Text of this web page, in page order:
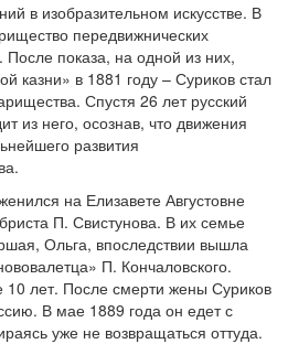
в изобразительном искусстве. В
передвижнических
После показа, на одной из них,
казни» в 1881 году – Суриков стал
Спустя 26 лет русский
из него, осознав, что движения
развития
на Елизавете Августовне
П. Свистунова. В их семье
Ольга, впоследствии вышла
П. Кончаловского.
лет. После смерти жены Суриков
В мае 1889 года он едет с
уже не возвращаться оттуда.